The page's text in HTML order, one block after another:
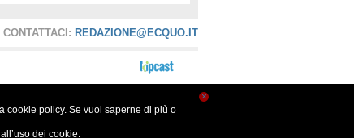
Superiore per la Protezione e la
Ecologia
CONTATTACI: REDAZIONE@ECQUO.IT
×
cookie policy. Se vuoi saperne di più o
dei cookie.